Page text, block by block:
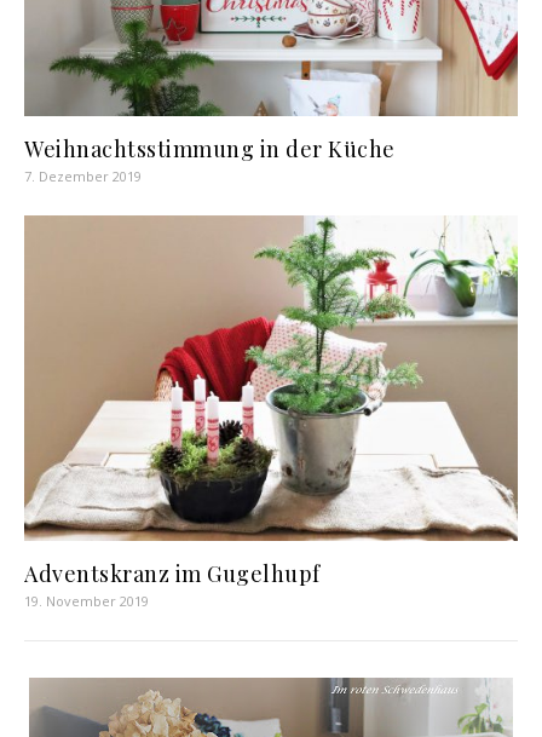
Weihnachtsstimmung in der Küche
7. Dezember 2019
Adventskranz im Gugelhupf
19. November 2019